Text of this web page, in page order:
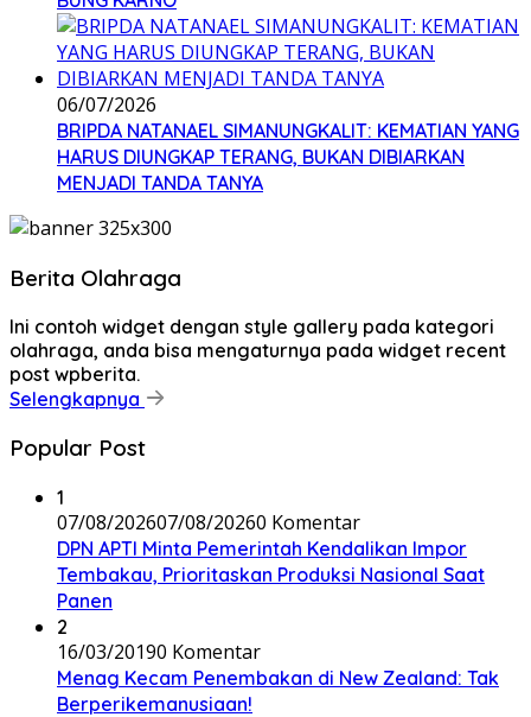
06/07/2026
BRIPDA NATANAEL SIMANUNGKALIT: KEMATIAN YANG
HARUS DIUNGKAP TERANG, BUKAN DIBIARKAN
MENJADI TANDA TANYA
Berita Olahraga
Ini contoh widget dengan style gallery pada kategori
olahraga, anda bisa mengaturnya pada widget recent
post wpberita.
Selengkapnya
Popular Post
1
07/08/202607/08/20260 Komentar
DPN APTI Minta Pemerintah Kendalikan Impor
Tembakau, Prioritaskan Produksi Nasional Saat
Panen
2
16/03/20190 Komentar
Menag Kecam Penembakan di New Zealand: Tak
Berperikemanusiaan!